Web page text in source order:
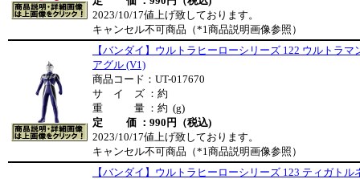
2023/10/17値上げ致しております。
キャンセル不可商品（*1商品説明画像参照）
【バンダイ】ウルトラヒーローシリーズ 122 ウルトラマ
アグル (V1)
商品コード：UT-017670
サ イ ズ ：約
重 量 ：約 (g)
定 価 ：990円（税込)
2023/10/17値上げ致しております。
キャンセル不可商品（*1商品説明画像参照）
【バンダイ】ウルトラヒーローシリーズ 123 ティガトル